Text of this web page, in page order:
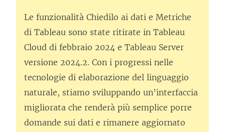
Le funzionalità Chiedilo ai dati e Metriche
di Tableau sono state ritirate in Tableau
Cloud di febbraio 2024 e Tableau Server
versione 2024.2. Con i progressi nelle
tecnologie di elaborazione del linguaggio
naturale, stiamo sviluppando un’interfaccia
migliorata che renderà più semplice porre
domande sui dati e rimanere aggiornato